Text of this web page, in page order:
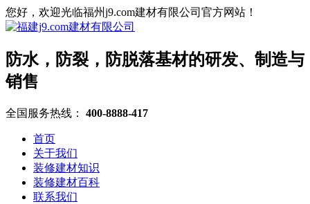
您好，欢迎光临福州j9.com建材有限公司官方网站！
防水，防裂，防脱落基材的研发、制造与
销售
全国服务热线： 400-8888-417
首页
关于我们
装修建材知识
装修建材百科
联系我们